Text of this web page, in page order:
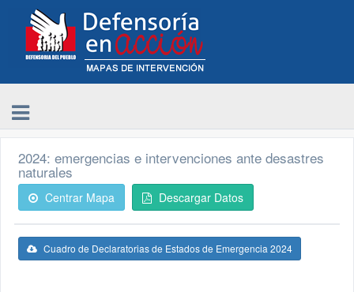
2024: emergencias e intervenciones ante desastres
naturales
Centrar Mapa Descargar Datos
Cuadro de Declaratorias de Estados de Emergencia 2024